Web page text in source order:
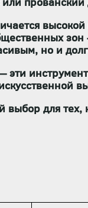
зон
но и
для